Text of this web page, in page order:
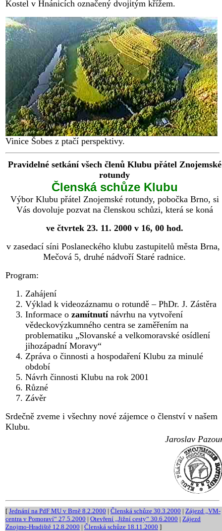
Kostel v Hnánicích označený dvojitým křížem.
Vinice Šobes z ptačí perspektivy.
Pravidelné setkání všech členů Klubu přátel Znojemské
rotundy
Členská schůze Klubu
Výbor Klubu přátel Znojemské rotundy, pobočka Brno, si
Vás dovoluje pozvat na členskou schůzi, která se koná
ve čtvrtek 23. 11. 2000 v 16, 00 hod.
v zasedací síni Poslaneckého klubu zastupitelů města Brna,
Mečová 5, druhé nádvoří Staré radnice.
Program:
Zahájení
Výklad k videozáznamu o rotundě – PhDr. J. Zástěra
Informace o zamítnutínávrhu na vytvoření
vědeckovýzkumného centra se zaměřením na
problematiku „Slovanské a velkomoravské osídlení
jihozápadní Moravy“
Zpráva o činnosti a hospodaření Klubu za minulé
období
Návrh činnosti Klubu na rok 2001
Různé
Závěr
Srdečně zveme i všechny nové zájemce o členství v našem
Klubu.
Jaroslav
[ Jednání na PdF MU v Brně 8.2.2000 | Členská schůze 30.3.2000 | Zájezd „VM-
centra v Pomoraví“ 27.5.2000 | Otevření „Jižní cesty“ 30.6.2000 | Zájezd
Znojmo-Hradiště 12.8.2000 | Členská schůze 18.11.2000 ]